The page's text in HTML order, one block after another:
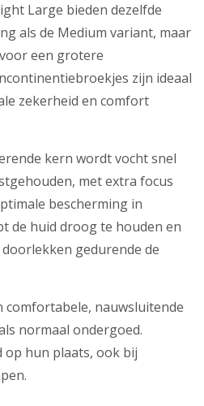
Large bieden dezelfde
als de Medium variant, maar
een grotere
zijn ideaal
zekerheid en comfort
kern wordt vocht snel
met extra focus
bescherming in
de huid droog te houden en
gedurende de
comfortabele, nauwsluitende
normaal ondergoed.
op hun plaats, ook bij